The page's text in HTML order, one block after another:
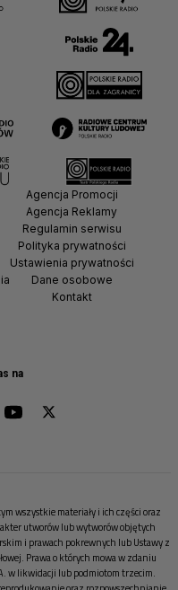
na
Agencja Promocji
Agencja Reklamy
Regulamin serwisu
Polityka prywatności
Ustawienia prywatności
Dane osobowe
Kontakt
wszystkie materiały i ich części oraz
utworów lub wytworów objętych
i prawach pokrewnych lub Ustawy z
Prawa o których mowa w zdaniu
w likwidacji lub podmiotom trzecim.